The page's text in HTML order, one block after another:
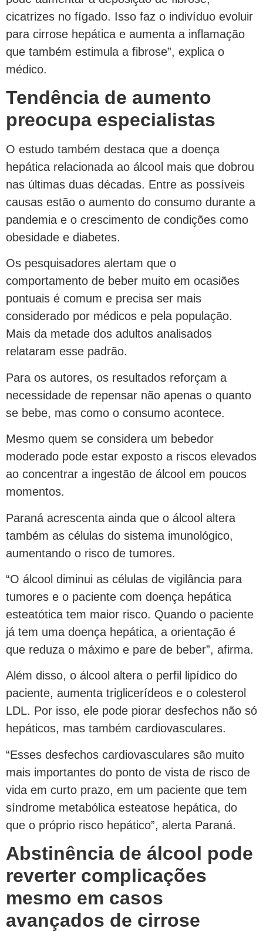
cicatrizes no fígado. Isso faz o indivíduo evoluir
para cirrose hepática e aumenta a inflamação
que também estimula a fibrose”, explica o
médico.
Tendência de aumento
preocupa especialistas
O estudo também destaca que a doença
hepática relacionada ao álcool mais que dobrou
nas últimas duas décadas. Entre as possíveis
causas estão o aumento do consumo durante a
pandemia e o crescimento de condições como
obesidade e diabetes.
Os pesquisadores alertam que o
comportamento de beber muito em ocasiões
pontuais é comum e precisa ser mais
considerado por médicos e pela população.
Mais da metade dos adultos analisados
relataram esse padrão.
Para os autores, os resultados reforçam a
necessidade de repensar não apenas o quanto
se bebe, mas como o consumo acontece.
Mesmo quem se considera um bebedor
moderado pode estar exposto a riscos elevados
ao concentrar a ingestão de álcool em poucos
momentos.
Paraná acrescenta ainda que o álcool altera
também as células do sistema imunológico,
aumentando o risco de tumores.
“O álcool diminui as células de vigilância para
tumores e o paciente com doença hepática
esteatótica tem maior risco. Quando o paciente
já tem uma doença hepática, a orientação é
que reduza o máximo e pare de beber”, afirma.
Além disso, o álcool altera o perfil lipídico do
paciente, aumenta triglicerídeos e o colesterol
LDL. Por isso, ele pode piorar desfechos não só
hepáticos, mas também cardiovasculares.
“Esses desfechos cardiovasculares são muito
mais importantes do ponto de vista de risco de
vida em curto prazo, em um paciente que tem
síndrome metabólica esteatose hepática, do
que o próprio risco hepático”, alerta Paraná.
Abstinência de álcool pode
reverter complicações
mesmo em casos
avançados de cirrose